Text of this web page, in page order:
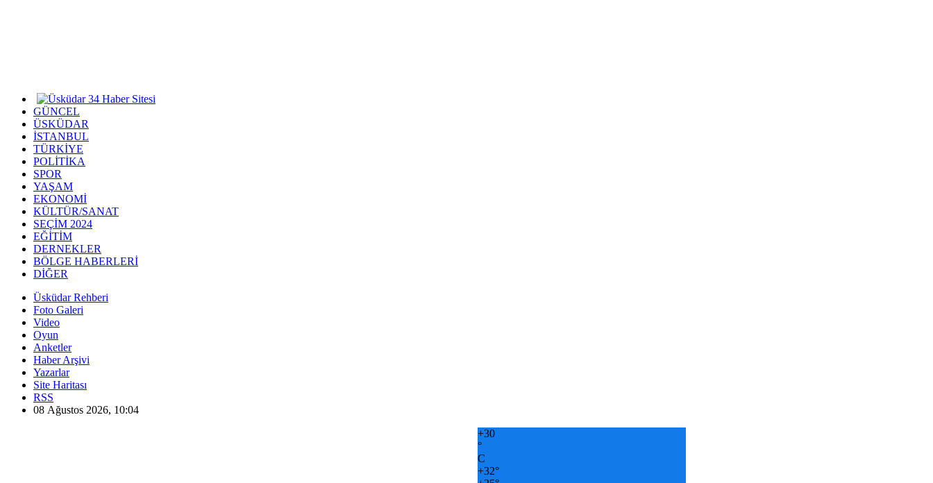
GÜNCEL
ÜSKÜDAR
İSTANBUL
TÜRKİYE
POLİTİKA
SPOR
YAŞAM
EKONOMİ
KÜLTÜR/SANAT
SEÇİM 2024
EĞİTİM
DERNEKLER
BÖLGE HABERLERİ
DİĞER
Üsküdar Rehberi
Foto Galeri
Video
Oyun
Anketler
Haber Arşivi
Yazarlar
Site Haritası
RSS
08 Ağustos 2026, 10:04
+30
°
C
+32°